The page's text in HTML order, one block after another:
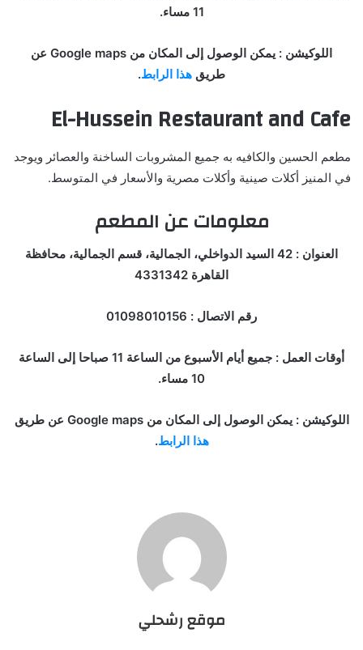
11 مساء.
اللوكيشن : يمكن الوصول إلى المكان من Google maps عن
طريق هذا الرابط.
El-Hussein Restaurant and Cafe
مطعم الحسين والكافيه به جميع المشروبات الساخنة والعصائر ويوجد
في المنيز أكلات صينية وأكلات مصرية والأسعار في المتوسط.
معلومات عن المطعم
العنوان : 42 السيد الدواخلي، الجمالية، قسم الجمالية، محافظة
القاهرة 4331342
رقم الاتصال : 01098010156
أوقات العمل : جميع أيام الأسبوع من الساعة 11 صباحا إلى الساعة
10 مساء.
اللوكيشن : يمكن الوصول إلى المكان من Google maps عن طريق
هذا الرابط.
موقع رشحلي